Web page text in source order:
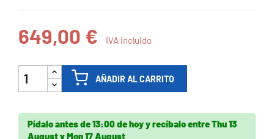
649,00 € IVA incluido
AÑADIR AL CARRITO
Pídalo antes de13:00 de hoyy recíbaloentreThu 13
AugustyMon 17 August